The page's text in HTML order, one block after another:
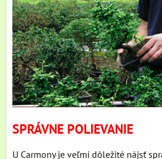
SPRÁVNE POLIEVANIE
U Carmony je veľmi dôležité nájsť